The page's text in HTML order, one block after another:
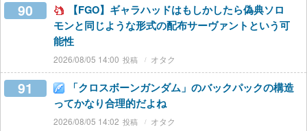
90
【FGO】ギャラハッドはもしかしたら偽典ソロ
モンと同じような形式の配布サーヴァントという可
能性
2026/08/05 14:00 オタク
91
「クロスボーンガンダム」のバックパックの構造
ってかなり合理的だよね
2026/08/05 14:02 オタク